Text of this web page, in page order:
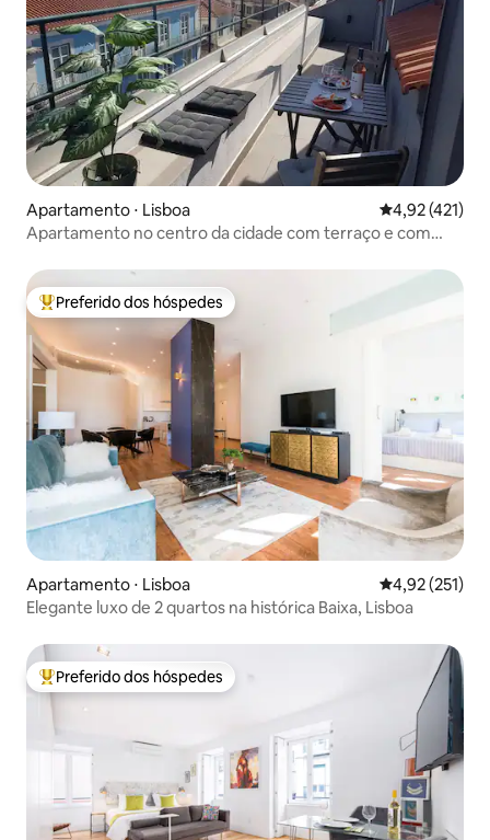
Apartamento ⋅ Lisboa 4,92 de uma
4,92 (421)
Apartamento no centro da cidade com terraço e com
Entre os melhores preferidos dos hóspedes
Preferido dos hóspedes
Apartamento ⋅ Lisboa 4,92 de uma
4,92 (251)
Elegante luxo de 2 quartos na histórica Baixa, Lisboa
Entre os melhores preferidos dos hóspedes
Preferido dos hóspedes